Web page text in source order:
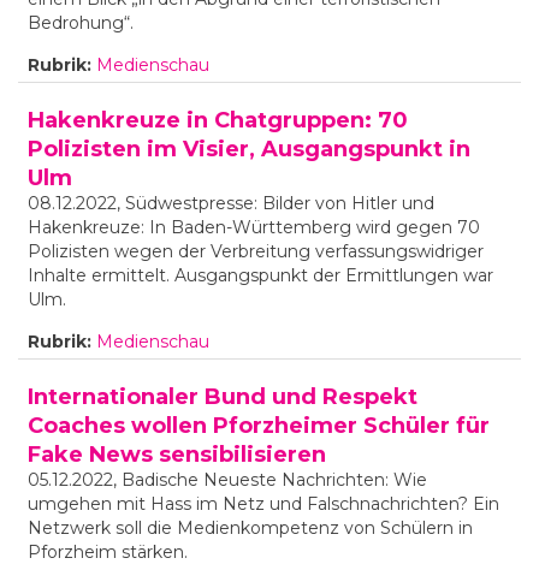
Bedrohung“.
Rubrik: Medienschau
Hakenkreuze in Chatgruppen: 70
Polizisten im Visier, Ausgangspunkt in
Ulm
08.12.2022, Südwestpresse: Bilder von Hitler und
Hakenkreuze: In Baden-Württemberg wird gegen 70
Polizisten wegen der Verbreitung verfassungswidriger
Inhalte ermittelt. Ausgangspunkt der Ermittlungen war
Ulm.
Rubrik: Medienschau
Internationaler Bund und Respekt
Coaches wollen Pforzheimer Schüler für
Fake News sensibilisieren
05.12.2022, Badische Neueste Nachrichten: Wie
umgehen mit Hass im Netz und Falschnachrichten? Ein
Netzwerk soll die Medienkompetenz von Schülern in
Pforzheim stärken.